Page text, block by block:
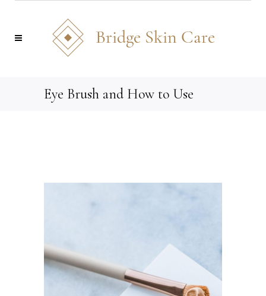
Eye Brush and How to Use